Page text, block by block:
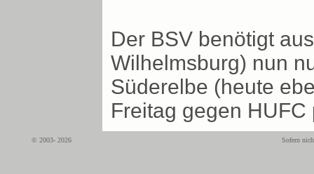
Der BSV benötigt
Wilhelmsburg) nun
Süderelbe (heute
Freitag gegen
© 2003- 2026 Sofern